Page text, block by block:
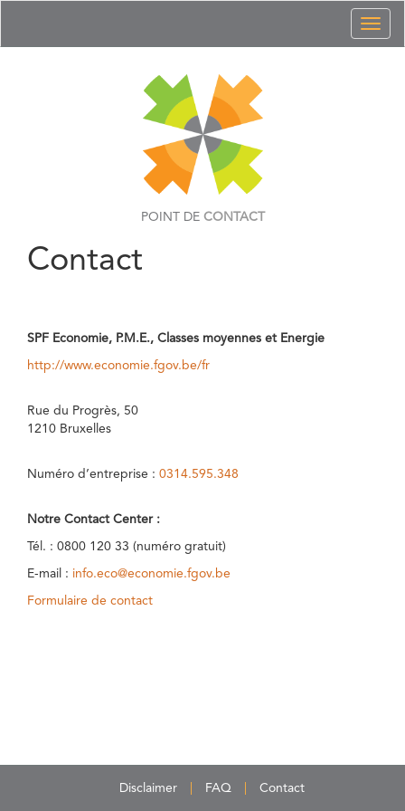
POINT DE CONTACT
Contact
SPF Economie, P.M.E., Classes moyennes et Energie
http://www.economie.fgov.be/fr
Rue du Progrès, 50
1210 Bruxelles
Numéro d’entreprise : 0314.595.348
Notre Contact Center :
Tél. : 0800 120 33 (numéro gratuit)
E-mail : info.eco@economie.fgov.be
Formulaire de contact
Disclaimer FAQ Contact